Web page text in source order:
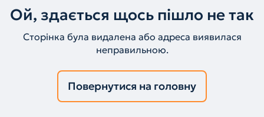
Ой, здається щось пішло не так
Сторінка була видалена або адреса виявилася
неправильною.
Повернутися на головну